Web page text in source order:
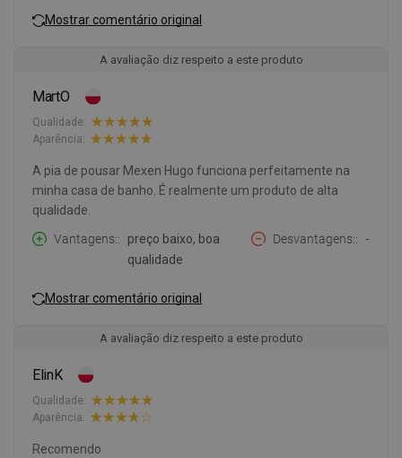
Mostrar comentário original
A avaliação diz respeito a este produto
MartO
Qualidade:
Aparência:
A pia de pousar Mexen Hugo funciona perfeitamente na
minha casa de banho. É realmente um produto de alta
qualidade.
Vantagens:
preço baixo, boa
qualidade
Desvantagens: -
Mostrar comentário original
A avaliação diz respeito a este produto
ElinK
Qualidade:
Aparência:
Recomendo